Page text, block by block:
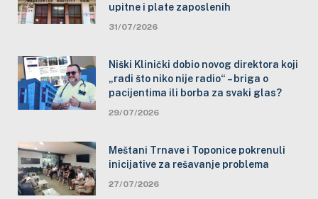
upitne i plate zaposlenih
31/07/2026
Niški Klinički dobio novog direktora koji
„radi što niko nije radio“ – briga o
pacijentima ili borba za svaki glas?
29/07/2026
Meštani Trnave i Toponice pokrenuli
inicijative za rešavanje problema
27/07/2026